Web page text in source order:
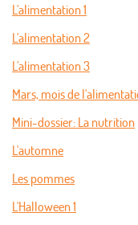
L'alimentation 1
L'alimentation 2
L'alimentation 3
Mars, mois de
Mini-dossier: La nutrition
L'automne
Les pommes
L'Halloween 1